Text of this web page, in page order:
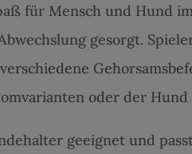
für Mensch und Hund
gesorgt.
oder der
geeignet und